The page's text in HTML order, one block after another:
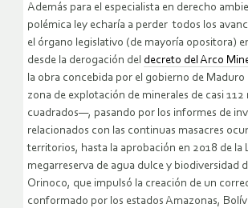
Además para el especialista en derecho
polémica ley echaría a perder todos los
el órgano legislativo (de mayoría opositora)
desde la derogación del decreto del Arco
la obra concebida por el gobierno de Maduro
zona de explotación de minerales de casi
cuadrados—, pasando por los informes de
relacionados con las continuas masacres
territorios, hasta la aprobación en 2018 de la
megarreserva de agua dulce y biodiversidad
Orinoco, que impulsó la creación de un
conformado por los estados Amazonas,